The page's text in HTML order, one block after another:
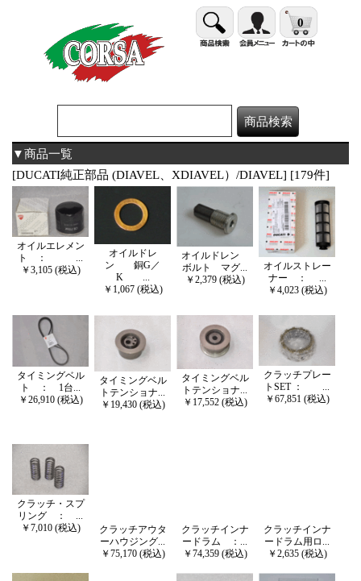
0
▼商品一覧
[DUCATI純正部品 (DIAVEL、XDIAVEL）/DIAVEL] [179件]
オイルエレメン
ト ： ...
￥3,105 (税込)
オイルドレ
ン 銅G／
K ...
￥1,067 (税込)
オイルドレン
ボルト マグ...
￥2,379 (税込)
オイルストレー
ナー ： ...
￥4,023 (税込)
タイミングベル
ト ： 1台...
￥26,910 (税込)
タイミングベル
トテンショナ...
￥19,430 (税込)
タイミングベル
トテンショナ...
￥17,552 (税込)
クラッチプレー
トSET ： ...
￥67,851 (税込)
クラッチ・スプ
リング ： ...
￥7,010 (税込)
クラッチアウタ
ーハウジング...
￥75,170 (税込)
クラッチインナ
ードラム ：...
￥74,359 (税込)
クラッチインナ
ードラム用ロ...
￥2,635 (税込)